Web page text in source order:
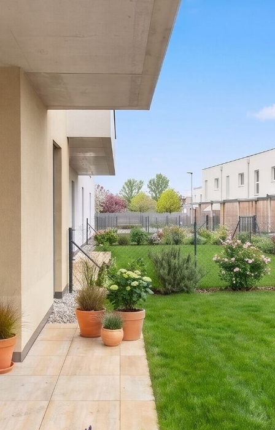
1,5 % del precio de compra, más el 20 % de IVA, así como los
gastos en efectivo y la certificación notarial.
Le informamos de que existe una relación familiar o
económica entre el intermediario y el tercero objeto de la
intermediación.
El intermediario actúa como agente doble.